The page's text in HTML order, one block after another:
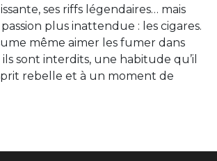
ses riffs légendaires… mais
plus inattendue : les cigares.
même aimer les fumer dans
sont interdits, une habitude qu’il
rebelle et à un moment de